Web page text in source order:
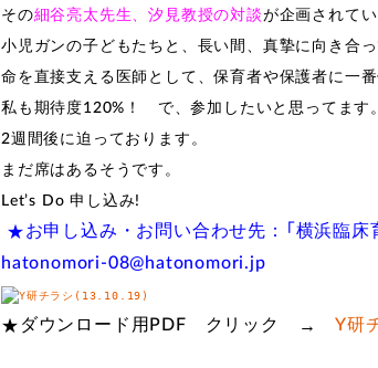
その細谷亮太先生、汐見教授の対談が企画されてい
小児ガンの子どもたちと、長い間、真摯に向き合っ
命を直接支える医師として、保育者や保護者に一
私も期待度120%！ で、参加したいと思ってます。
2週間後に迫っております。
まだ席はあるそうです。
Let’s Do 申し込み!
★お申し込み・お問い合わせ先：「横浜臨
hatonomori-08@hatonomori.jp
★ ダウンロード用PDF クリック → Y研